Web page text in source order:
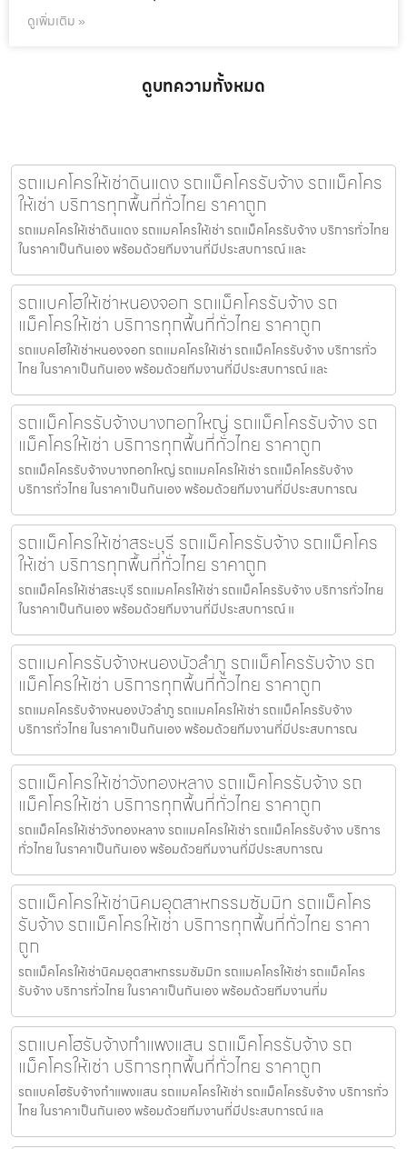
ดูเพิ่มเติม »
ดูบทความทั้งหมด
รถแมคโครให้เช่าดินแดง รถแม็คโครรับจ้าง รถแม็คโคร
ให้เช่า บริการทุกพื้นที่ทั่วไทย ราคาถูก
รถแมคโครให้เช่าดินแดง รถแมคโครให้เช่า รถแม็คโครรับจ้าง บริการทั่วไทย
ในราคาเป็นกันเอง พร้อมด้วยทีมงานที่มีประสบการณ์ และ
รถแบคโฮให้เช่าหนองจอก รถแม็คโครรับจ้าง รถ
แม็คโครให้เช่า บริการทุกพื้นที่ทั่วไทย ราคาถูก
รถแบคโฮให้เช่าหนองจอก รถแมคโครให้เช่า รถแม็คโครรับจ้าง บริการทั่ว
ไทย ในราคาเป็นกันเอง พร้อมด้วยทีมงานที่มีประสบการณ์ และ
รถแม็คโครรับจ้างบางกอกใหญ่ รถแม็คโครรับจ้าง รถ
แม็คโครให้เช่า บริการทุกพื้นที่ทั่วไทย ราคาถูก
รถแม็คโครรับจ้างบางกอกใหญ่ รถแมคโครให้เช่า รถแม็คโครรับจ้าง
บริการทั่วไทย ในราคาเป็นกันเอง พร้อมด้วยทีมงานที่มีประสบการณ
รถแม็คโครให้เช่าสระบุรี รถแม็คโครรับจ้าง รถแม็คโคร
ให้เช่า บริการทุกพื้นที่ทั่วไทย ราคาถูก
รถแม็คโครให้เช่าสระบุรี รถแมคโครให้เช่า รถแม็คโครรับจ้าง บริการทั่วไทย
ในราคาเป็นกันเอง พร้อมด้วยทีมงานที่มีประสบการณ์ แ
รถแมคโครรับจ้างหนองบัวลำภู รถแม็คโครรับจ้าง รถ
แม็คโครให้เช่า บริการทุกพื้นที่ทั่วไทย ราคาถูก
รถแมคโครรับจ้างหนองบัวลำภู รถแมคโครให้เช่า รถแม็คโครรับจ้าง
บริการทั่วไทย ในราคาเป็นกันเอง พร้อมด้วยทีมงานที่มีประสบการณ
รถแม็คโครให้เช่าวังทองหลาง รถแม็คโครรับจ้าง รถ
แม็คโครให้เช่า บริการทุกพื้นที่ทั่วไทย ราคาถูก
รถแม็คโครให้เช่าวังทองหลาง รถแมคโครให้เช่า รถแม็คโครรับจ้าง บริการ
ทั่วไทย ในราคาเป็นกันเอง พร้อมด้วยทีมงานที่มีประสบการณ
รถแม็คโครให้เช่านิคมอุตสาหกรรมซัมมิท รถแม็คโคร
รับจ้าง รถแม็คโครให้เช่า บริการทุกพื้นที่ทั่วไทย ราคา
ถูก
รถแม็คโครให้เช่านิคมอุตสาหกรรมซัมมิท รถแมคโครให้เช่า รถแม็คโคร
รับจ้าง บริการทั่วไทย ในราคาเป็นกันเอง พร้อมด้วยทีมงานที่ม
รถแบคโฮรับจ้างกำแพงแสน รถแม็คโครรับจ้าง รถ
แม็คโครให้เช่า บริการทุกพื้นที่ทั่วไทย ราคาถูก
รถแบคโฮรับจ้างกำแพงแสน รถแมคโครให้เช่า รถแม็คโครรับจ้าง บริการทั่ว
ไทย ในราคาเป็นกันเอง พร้อมด้วยทีมงานที่มีประสบการณ์ แล